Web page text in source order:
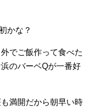
かな？
でご飯作って食べた
のバーベQが一番好
満開だから朝早い時